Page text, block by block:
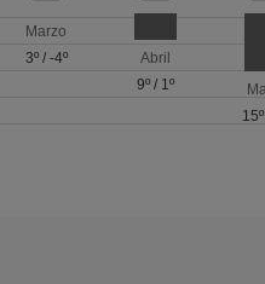
Marzo
3º/ -4º
Abril
9º / 1º
15º